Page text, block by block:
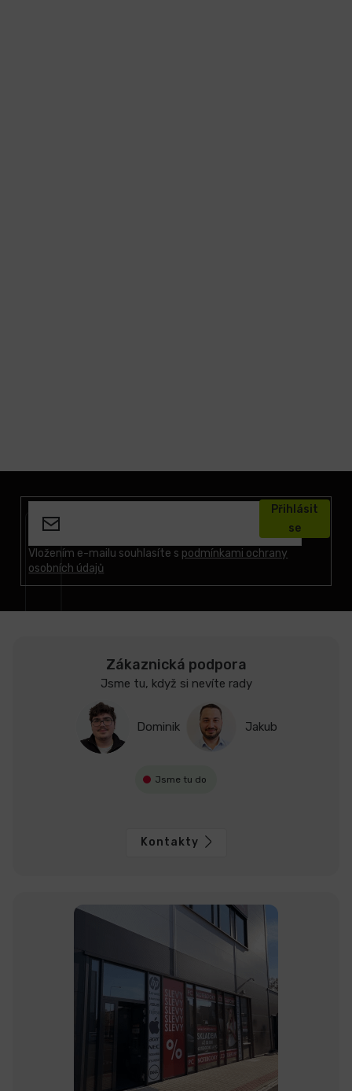
Vložením e-mailu souhlasíte s podmínkami ochrany
osobních údajů
Přihlásit
se
Zákaznická podpora
Jsme tu, když si nevíte rady
Dominik Jakub
Jsme tu do
Kontakty